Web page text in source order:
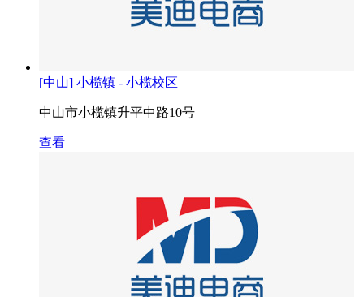
[中山] 小榄镇 - 小榄校区
中山市小榄镇升平中路10号
查看